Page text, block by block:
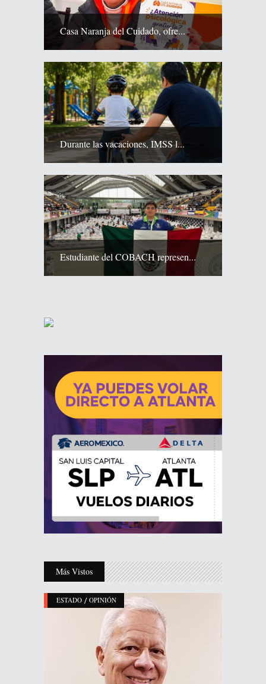
Casa Naranja del Cuidado, ofre...
Durante las vacaciones, IMSS l...
Estudiante del COBACH represen...
Más Vistos
ESTADO / OPINIÓN